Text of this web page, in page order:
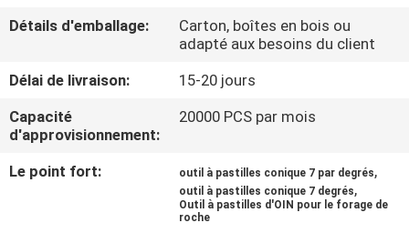
CONTRÔLE
DE
QUALITÉ
CONTACTEZ-
Détails d'emballage:
Carton, boîtes en bois ou
adapté aux besoins du client
Délai de livraison:
15-20 jours
Capacité
d'approvisionnement:
20000 PCS par mois
Le point fort: outil à pastilles conique 7 par degrés,
outil à pastilles conique 7 degrés,
Outil à pastilles d'OIN pour le forage de
roche